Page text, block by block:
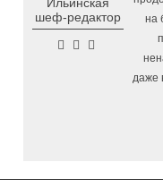
Петрозаводской
6.08.2026 17:17
открылась для 122
Алчевска в
шеф-редактор
на
даже